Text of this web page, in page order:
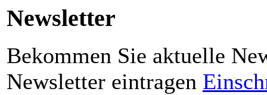
Newsletter
Bekommen Sie aktuelle
Newsletter eintragen